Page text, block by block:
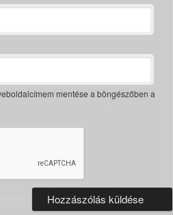
mentése a böngészőben a